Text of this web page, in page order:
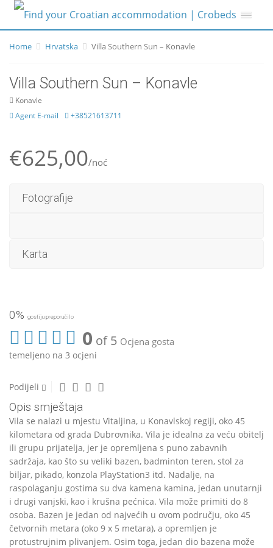
Home Hrvatska Villa Southern Sun – Konavle
Villa Southern Sun – Konavle
Konavle
Agent E-mail
+38521613711
€625,00/noć
Fotografije
Karta
0% gostiju preporučilo
0 of 5 Ocjena gosta
temeljeno na 3 ocjeni
Podijeli
Opis smještaja
Vila se nalazi u mjestu Vitaljina, u Konavlskoj regiji, oko 45
kilometara od grada Dubrovnika. Vila je idealna za veću obitelj
ili grupu prijatelja, jer je opremljena s puno zabavnih
sadržaja, kao što su veliki bazen, badminton teren, stol za
biljar, pikado, konzola PlayStation3 itd. Nadalje, na
raspolaganju gostima su dva kamena kamina, jedan unutarnji
i drugi vanjski, kao i krušna pećnica. Vila može primiti do 8
osoba. Bazen je jedan od najvećih u ovom području, oko 45
četvornih metara (oko 9 x 5 metara), a opremljen je
protustrujnim plivanjem. Osim toga, jedan dio bazena može